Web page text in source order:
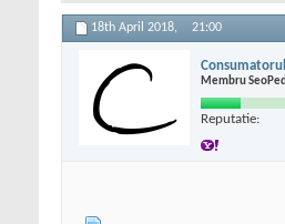
18th April 2018, 21:00
Consumatorul
Membru
Reputatie: